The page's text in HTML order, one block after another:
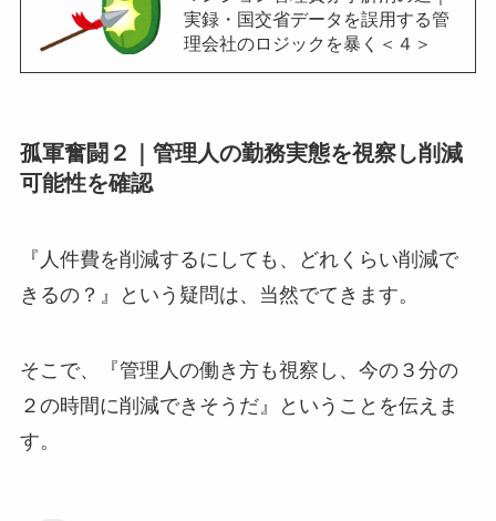
実録・国交省データを誤用する管
理会社のロジックを暴く＜４＞
孤軍奮闘２｜管理人の勤務実態を視察し削減
可能性を確認
『人件費を削減するにしても、どれくらい削減で
きるの？』という疑問は、当然でてきます。
そこで、『管理人の働き方も視察し、今の３分の
２の時間に削減できそうだ』ということを伝えま
す。